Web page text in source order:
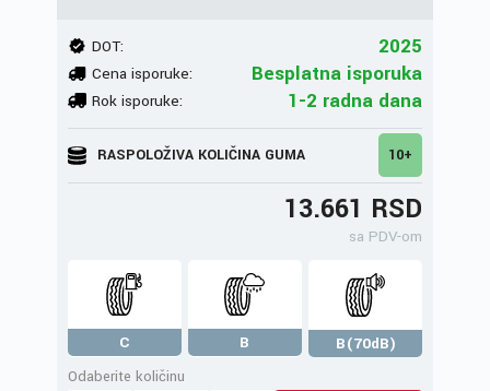
DOT: 2025
Cena isporuke: Besplatna isporuka
Rok isporuke: 1-2 radna dana
RASPOLOŽIVA KOLIČINA GUMA 10+
13.661 RSD
sa PDV-om
C B
B(70dB)
Odaberite količinu